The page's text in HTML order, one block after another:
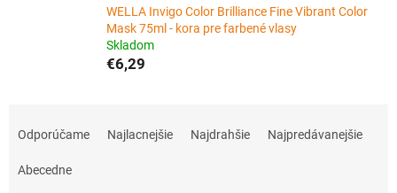
WELLA Invigo Color Brilliance Fine Vibrant Color
Mask 75ml - kora pre farbené vlasy
Skladom
€6,29
Odporúčame Najlacnejšie Najdrahšie Najpredávanejšie
Abecedne